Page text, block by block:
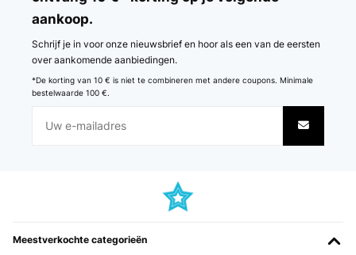
aankoop.
Schrijf je in voor onze nieuwsbrief en hoor als een van de eersten
over aankomende aanbiedingen.
*De korting van 10 € is niet te combineren met andere coupons. Minimale
bestelwaarde 100 €.
Meestverkochte categorieën